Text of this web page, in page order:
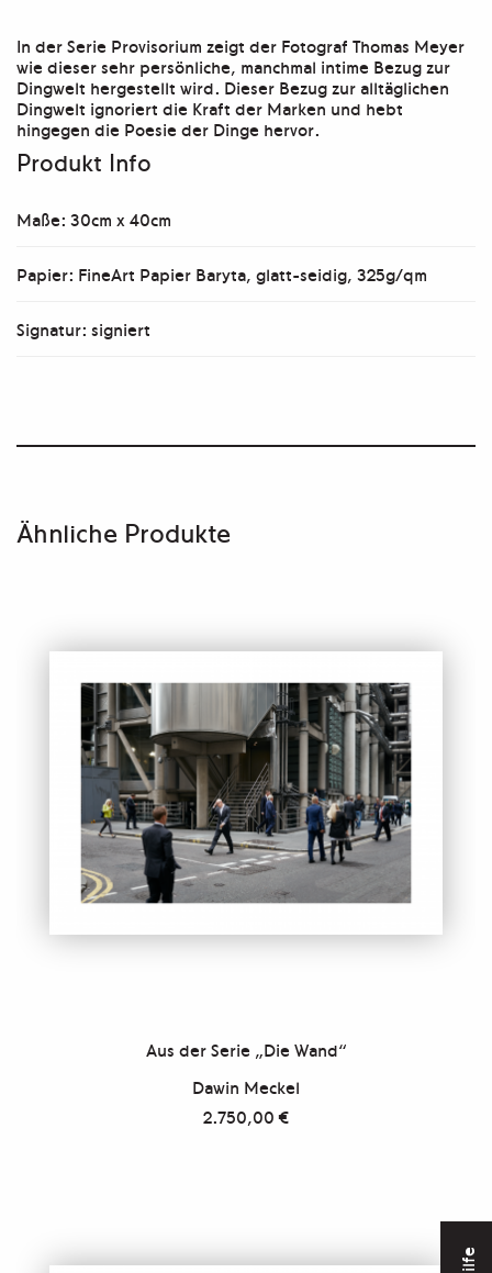
Hilfe
In der Serie Provisorium zeigt der Fotograf Thomas Meyer
wie dieser sehr persönliche, manchmal intime Bezug zur
Dingwelt hergestellt wird. Dieser Bezug zur alltäglichen
Dingwelt ignoriert die Kraft der Marken und hebt
hingegen die Poesie der Dinge hervor.
Produkt Info
Maße: 30cm x 40cm
Papier: FineArt Papier Baryta, glatt-seidig, 325g/qm
Signatur: signiert
Ähnliche Produkte
Aus der Serie „Die Wand“
Dawin Meckel
2.750,00€